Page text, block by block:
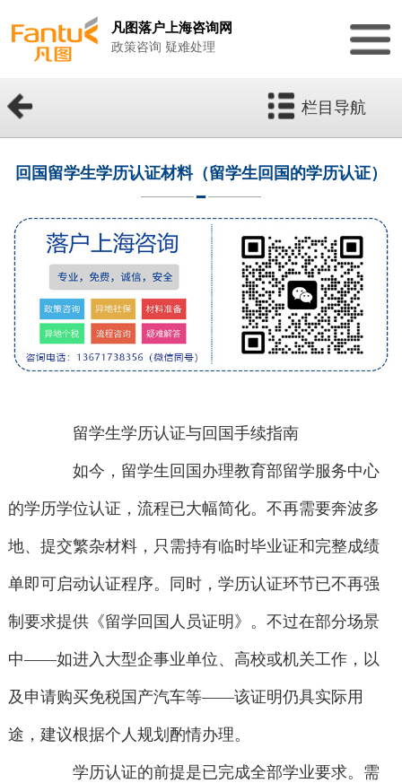
凡图落户上海咨询网
政策咨询 疑难处理
栏目导航
回国留学生学历认证材料（留学生回国的学历认证）
留学生学历认证与回国手续指南
如今，留学生回国办理教育部留学服务中心
的学历学位认证，流程已大幅简化。不再需要奔波多
地、提交繁杂材料，只需持有临时毕业证和完整成绩
单即可启动认证程序。同时，学历认证环节已不再强
制要求提供《留学回国人员证明》。不过在部分场景
中——如进入大型企事业单位、高校或机关工作，以
及申请购买免税国产汽车等——该证明仍具实际用
途，建议根据个人规划酌情办理。
学历认证的前提是已完成全部学业要求。需